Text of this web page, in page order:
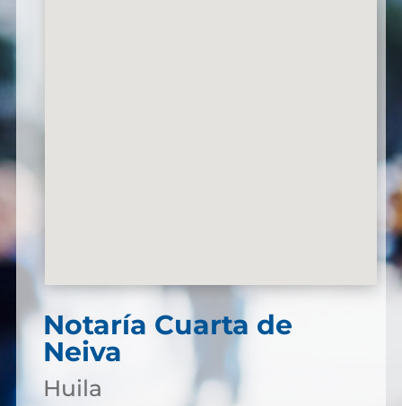
Notaría Cuarta de
Neiva
Huila